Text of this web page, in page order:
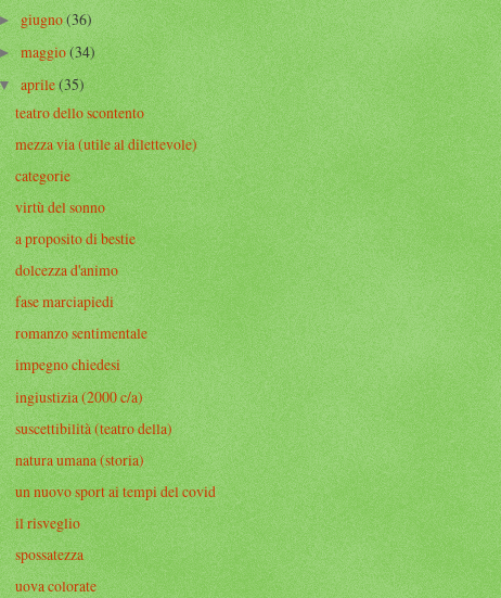
giugno(36)
maggio(34)
aprile(35)
teatro dello scontento
mezza via (utile al dilettevole)
categorie
virtù del sonno
a proposito di bestie
dolcezza d'animo
fase marciapiedi
romanzo sentimentale
impegno chiedesi
ingiustizia (2000 c/a)
suscettibilità (teatro della)
natura umana (storia)
un nuovo sport ai tempi del covid
il risveglio
spossatezza
uova colorate